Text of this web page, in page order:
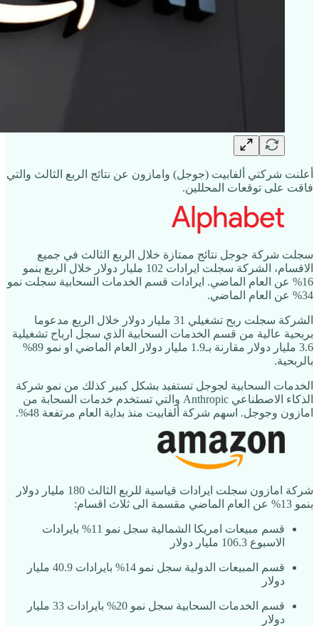
أعلنت شركتي ألفابيت (جوجل) وامازون عن نتائج الربع الثالث والتي
فاقت على توقعات المحللين.
سجلت شركة جوجل نتائج ممتازة خلال الربع الثالث في جميع
الاقسام، الشركة سجلت ايرادات 102 مليار دولار خلال الربع بنمو
16% عن العام الماضي. ايرادات قسم الخدمات السحابية سجلت نمو
34% عن العام الماضي.
الشركة سجلت ربح تشغيلي 31 مليار دولار خلال الربع مدعوما
بربحية عالية من قسم الخدمات السحابية الذي سجل ارباح تشغيلية
3.6 مليار دولار مقارنة بـ1.9 مليار دولار العام الماضي او نمو 89%
بالربحية.
الخدمات السحابية لجوجل تستفيد بشكل كبير كذلك من نمو شركة
الذكاء الاصطناعي Anthropic والتي تستخدم خدمات السحابة من
امازون وجوجل. اسهم شركة ألفابيت منذ بداية العام مرتفعة 48%.
شركة امازون سجلت ايرادات قياسية للربع الثالث 180 مليار دولار
بنمو 13% عن العام الماضي مقسمة الى ثلاث اقسام:
قسم مبيعات امريكا الشمالية سجل نمو 11% بايرادات
الاسبوع 106.3 مليار دولار
قسم المبيعات الدولية سجل نمو 14% بايرادات 40.9 مليار
دولار
قسم الخدمات السحابية سجل نمو 20% بايرادات 33 مليار
دولار